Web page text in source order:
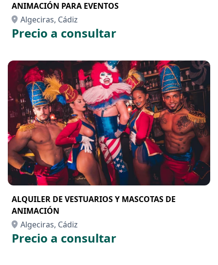
ANIMACIÓN PARA EVENTOS
Algeciras, Cádiz
Precio a consultar
ALQUILER DE VESTUARIOS Y MASCOTAS DE
ANIMACIÓN
Algeciras, Cádiz
Precio a consultar